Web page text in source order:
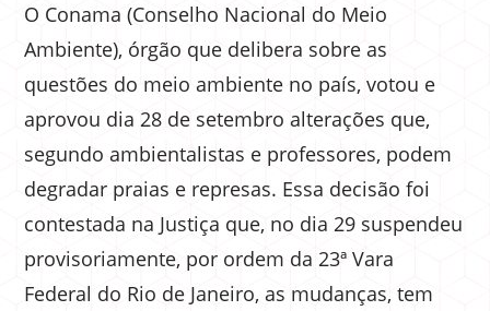
O Conama (Conselho Nacional do Meio
Ambiente), órgão que delibera sobre as
questões do meio ambiente no país, votou e
aprovou dia 28 de setembro alterações que,
segundo ambientalistas e professores, podem
degradar praias e represas. Essa decisão foi
contestada na Justiça que, no dia 29 suspendeu
provisoriamente, por ordem da 23ª Vara
Federal do Rio de Janeiro, as mudanças, tem